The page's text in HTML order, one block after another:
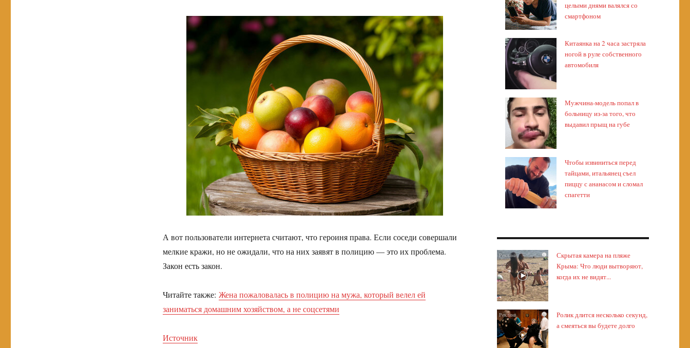
А вот пользователи интернета считают, что героиня права. Если соседи совершали
мелкие кражи, но не ожидали, что на них заявят в полицию — это их проблема.
Закон есть закон.
Читайте также: Жена пожаловалась в полицию на мужа, который велел ей
заниматься домашним хозяйством, а не соцсетями
Источник
целыми днями валялся со
смартфоном
Китаянка на 2 часа застряла
ногой в руле собственного
автомобиля
Мужчина-модель попал в
больницу из-за того, что
выдавил прыщ на губе
Чтобы извиниться перед
тайцами, итальянец съел
пиццу с ананасом и сломал
спагетти
i
Скрытая камера на пляже
Крыма: Что люди вытворяют,
когда их не видят...
i
Ролик длится несколько секунд,
а смеяться вы будете долго